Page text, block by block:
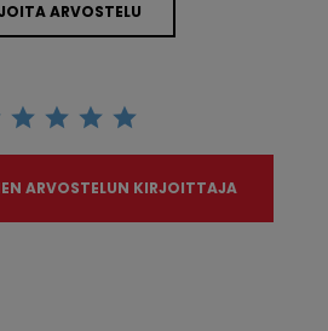
ARVOSTELU
ARVOSTELUN KIRJOITTAJA